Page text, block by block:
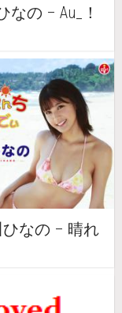
なの – Au_！
ひなの – 晴れ